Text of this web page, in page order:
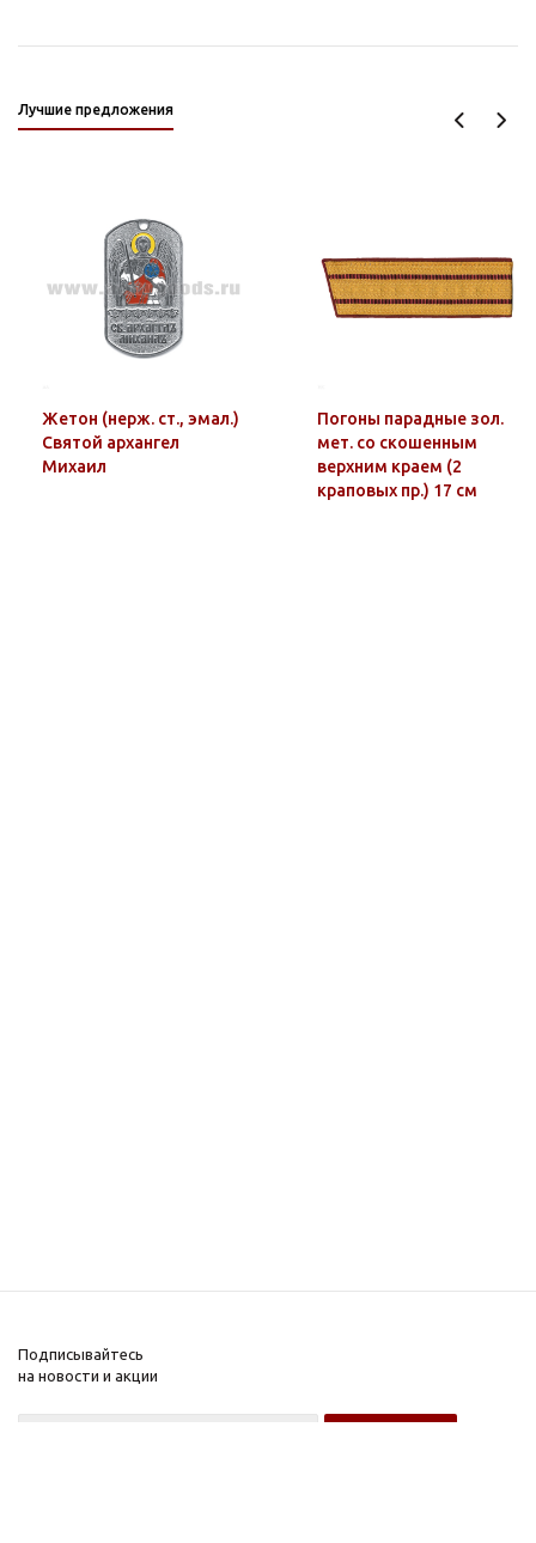
Лучшие предложения
Жетон (нерж. ст., эмал.)
Святой архангел
Михаил
Погоны парадные зол.
мет. со скошенным
верхним краем (2
краповых пр.) 17 см
Подписывайтесь
на новости и акции